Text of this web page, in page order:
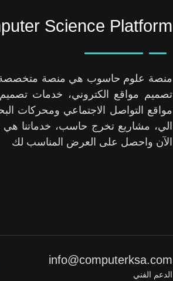
Science Platform
منصة علوم حاسوب هي منصة متخصصة
تصميم مواقع الكتروني، خدمات
مواقع التواصل الاجتماعي
الي، مشاريع تخرج حاسب، خدماتنا هي
الآن واحصل على العرض المناسب لك
info@computerksa.com
الدعم الفني